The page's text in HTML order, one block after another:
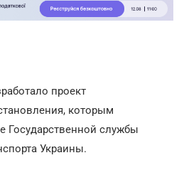
проект
которым
Государственной службы
Украины.